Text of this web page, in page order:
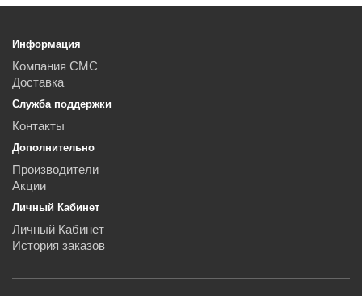
Информация
Компания СМС
Доставка
Служба поддержки
Контакты
Дополнительно
Производители
Акции
Личный Кабинет
Личный Кабинет
История заказов